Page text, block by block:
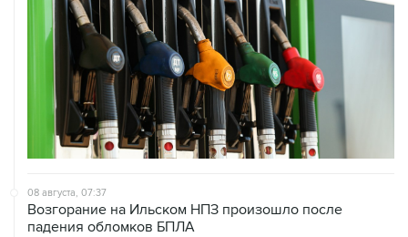
08 августа, 07:37
Возгорание на Ильском НПЗ произошло после
падения обломков БПЛА